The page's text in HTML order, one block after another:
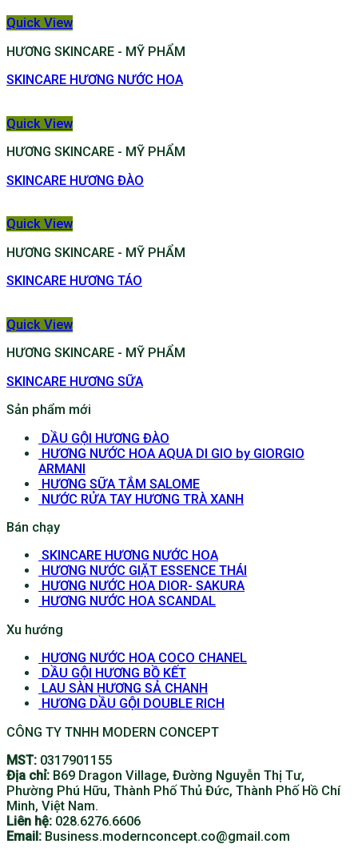
Quick View
HƯƠNG SKINCARE - MỸ PHẨM
SKINCARE HƯƠNG NƯỚC HOA
Quick View
HƯƠNG SKINCARE - MỸ PHẨM
SKINCARE HƯƠNG ĐÀO
Quick View
HƯƠNG SKINCARE - MỸ PHẨM
SKINCARE HƯƠNG TÁO
Quick View
HƯƠNG SKINCARE - MỸ PHẨM
SKINCARE HƯƠNG SỮA
Sản phẩm mới
DẦU GỘI HƯƠNG ĐÀO
HƯƠNG NƯỚC HOA AQUA DI GIO by GIORGIO
ARMANI
HƯƠNG SỮA TẮM SALOME
NƯỚC RỬA TAY HƯƠNG TRÀ XANH
Bán chạy
SKINCARE HƯƠNG NƯỚC HOA
HƯƠNG NƯỚC GIẶT ESSENCE THÁI
HƯƠNG NƯỚC HOA DIOR- SAKURA
HƯƠNG NƯỚC HOA SCANDAL
Xu hướng
HƯƠNG NƯỚC HOA COCO CHANEL
DẦU GỘI HƯƠNG BỒ KẾT
LAU SÀN HƯƠNG SẢ CHANH
HƯƠNG DẦU GỘI DOUBLE RICH
CÔNG TY TNHH MODERN CONCEPT
MST: 0317901155
Địa chỉ: B69 Dragon Village, Đường Nguyễn Thị Tư,
Phường Phú Hữu, Thành Phố Thủ Đức, Thành Phố Hồ Chí
Minh, Việt Nam.
Liên hệ: 028.6276.6606
Email: Business.modernconcept.co@gmail.com